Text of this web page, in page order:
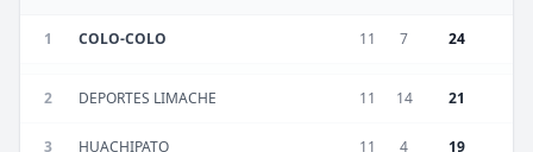
1 COLO-COLO 11 7 24
2 DEPORTES LIMACHE 11 14 21
3 HUACHIPATO 11 4 19